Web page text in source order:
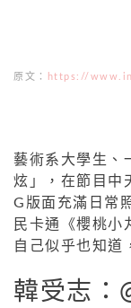
原文：
https://
藝術系大學生、
炫」，在節目中
G版面充滿日常
民卡通《櫻桃小
自己似乎也知道
韓受志：